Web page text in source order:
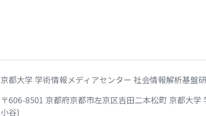
京都大学 学術情報メディアセンター 社会情報解析基盤
〒606-8501 京都府京都市左京区吉田二本松町 京都大
小谷)